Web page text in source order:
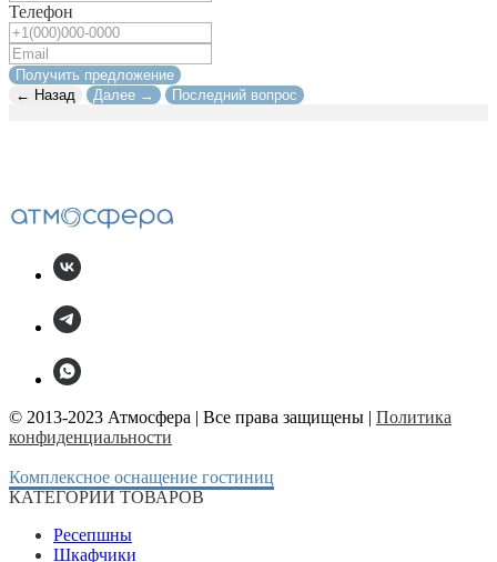
Телефон
Получить предложение
← Назад
Далее → Последний вопрос
© 2013-2023 Атмосфера | Все права защищены | Политика
конфиденциальности
Комплексное оснащение гостиниц
КАТЕГОРИИ ТОВАРОВ
Ресепшны
Шкафчики